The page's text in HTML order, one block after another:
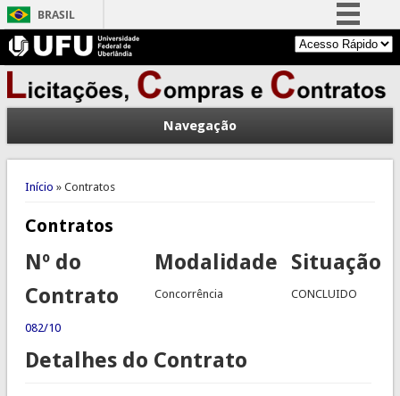
BRASIL
Simplifique!
Comunica BR
Participe
Acesso à informação
Legislação
Navegação
Você está aqui
Início » Contratos
Contratos
Nº do
Contrato
082/10
Modalidade
Concorrência
Situação
CONCLUIDO
Detalhes do Contrato